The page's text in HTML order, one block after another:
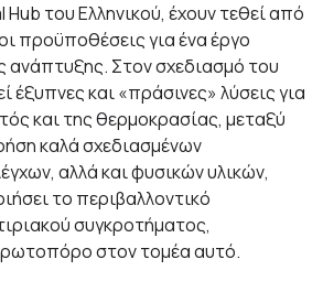
Hub του Ελληνικού, έχουν τεθεί από
προϋποθέσεις για ένα έργο
Στον σχεδιασμό του
έξυπνες και «πράσινες» λύσεις για
και της θερμοκρασίας, μεταξύ
καλά σχεδιασμένων
αλλά και φυσικών υλικών,
το περιβαλλοντικό
συγκροτήματος,
στον τομέα αυτό.